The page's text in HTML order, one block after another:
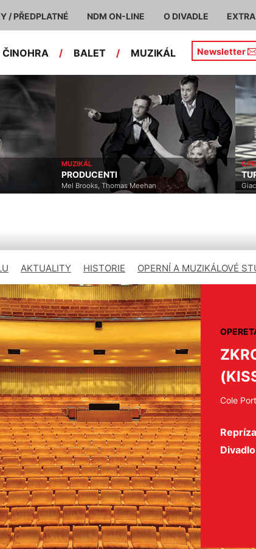
/ PŘEDPLATNÉ NDM ON-LINE O DIVADLE EXTRA
ČINOHRA / BALET / MUZIKÁL Newsletter
MUZIKÁL
PRODUCENTI
Mel Brooks, Thomas Meehan
AKTUALITY HISTORIE OPERNÍ A MUZIKÁLOVÉ
Cole